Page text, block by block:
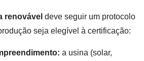
renovável deve seguir um protocolo
seja elegível à certificação:
a usina (solar,